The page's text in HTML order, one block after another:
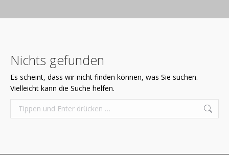
Nichts gefunden
Es scheint, dass wir nicht finden können, was Sie suchen.
Vielleicht kann die Suche helfen.
Search: